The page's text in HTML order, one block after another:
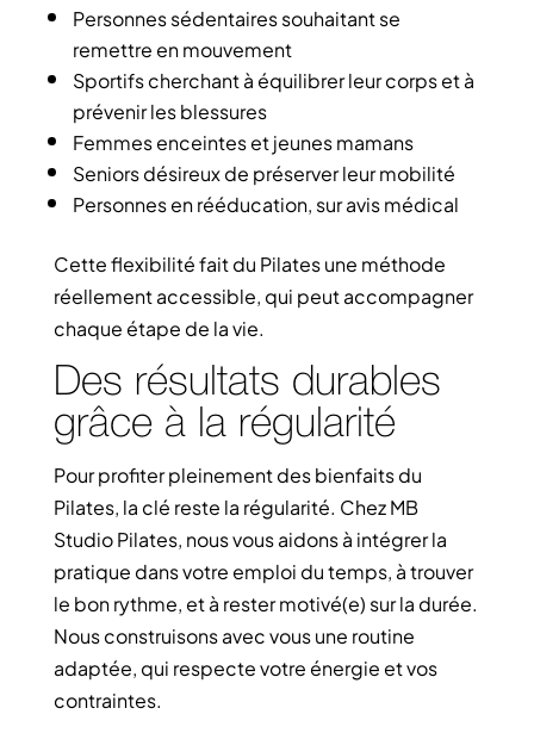
Personnes sédentaires souhaitant se
remettre en mouvement
Sportifs cherchant à équilibrer leur corps et à
prévenir les blessures
Femmes enceintes et jeunes mamans
Seniors désireux de préserver leur mobilité
Personnes en rééducation, sur avis médical
Cette flexibilité fait du Pilates une méthode
réellement accessible, qui peut accompagner
chaque étape de la vie.
Des résultats durables
grâce à la régularité
Pour profiter pleinement des bienfaits du
Pilates, la clé reste la régularité. Chez MB
Studio Pilates, nous vous aidons à intégrer la
pratique dans votre emploi du temps, à trouver
le bon rythme, et à rester motivé(e) sur la durée.
Nous construisons avec vous une routine
adaptée, qui respecte votre énergie et vos
contraintes.